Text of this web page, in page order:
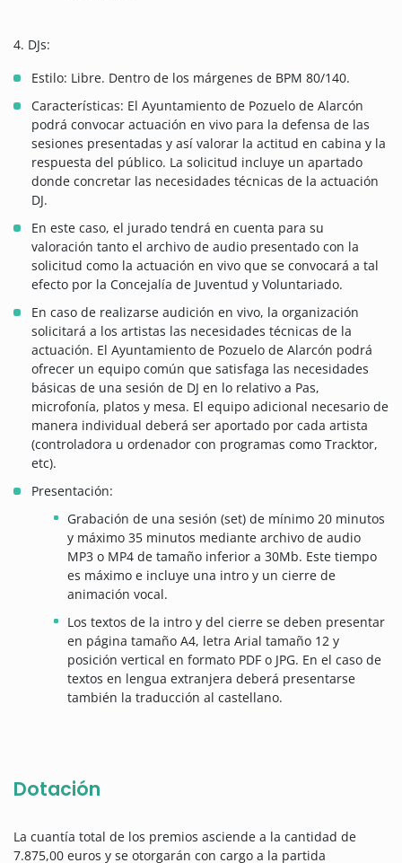
4. DJs:
Estilo: Libre. Dentro de los márgenes de BPM 80/140.
Características: El Ayuntamiento de Pozuelo de Alarcón
podrá convocar actuación en vivo para la defensa de las
sesiones presentadas y así valorar la actitud en cabina y la
respuesta del público. La solicitud incluye un apartado
donde concretar las necesidades técnicas de la actuación
DJ.
En este caso, el jurado tendrá en cuenta para su
valoración tanto el archivo de audio presentado con la
solicitud como la actuación en vivo que se convocará a tal
efecto por la Concejalía de Juventud y Voluntariado.
En caso de realizarse audición en vivo, la organización
solicitará a los artistas las necesidades técnicas de la
actuación. El Ayuntamiento de Pozuelo de Alarcón podrá
ofrecer un equipo común que satisfaga las necesidades
básicas de una sesión de DJ en lo relativo a Pas,
microfonía, platos y mesa. El equipo adicional necesario de
manera individual deberá ser aportado por cada artista
(controladora u ordenador con programas como Tracktor,
etc).
Presentación:
Grabación de una sesión (set) de mínimo 20 minutos
y máximo 35 minutos mediante archivo de audio
MP3 o MP4 de tamaño inferior a 30Mb. Este tiempo
es máximo e incluye una intro y un cierre de
animación vocal.
Los textos de la intro y del cierre se deben presentar
en página tamaño A4, letra Arial tamaño 12 y
posición vertical en formato PDF o JPG. En el caso de
textos en lengua extranjera deberá presentarse
también la traducción al castellano.
Dotación
La cuantía total de los premios asciende a la cantidad de
7.875,00 euros y se otorgarán con cargo a la partida